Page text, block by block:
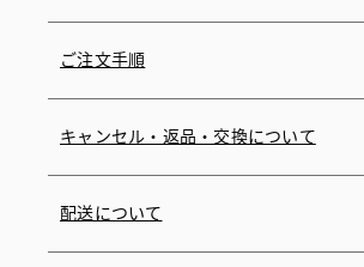
ご注文手順
キャンセル・返品・交換について
配送について